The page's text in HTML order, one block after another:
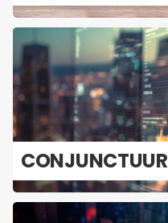
CON­JUNC­TUUR